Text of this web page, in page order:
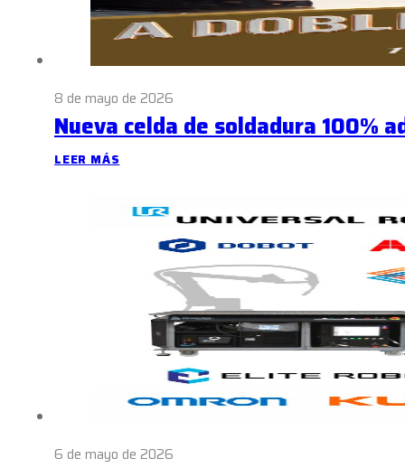
8 de mayo de 2026
Nueva celda de soldadura 100%
LEER MÁS
6 de mayo de 2026